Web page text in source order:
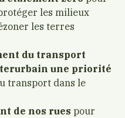
les milieux
les terres
du transport
une priorité
transport dans le
de nos rues pour